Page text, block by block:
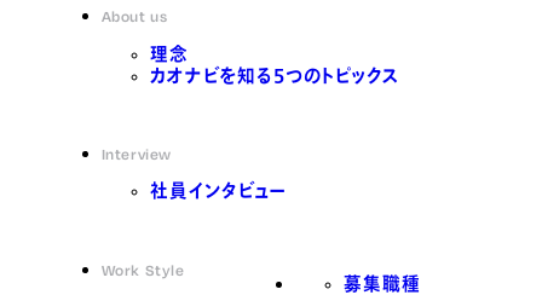
About us
理念
カオナビを知る5つのトピックス
Interview
社員インタビュー
Work Style
募集職種